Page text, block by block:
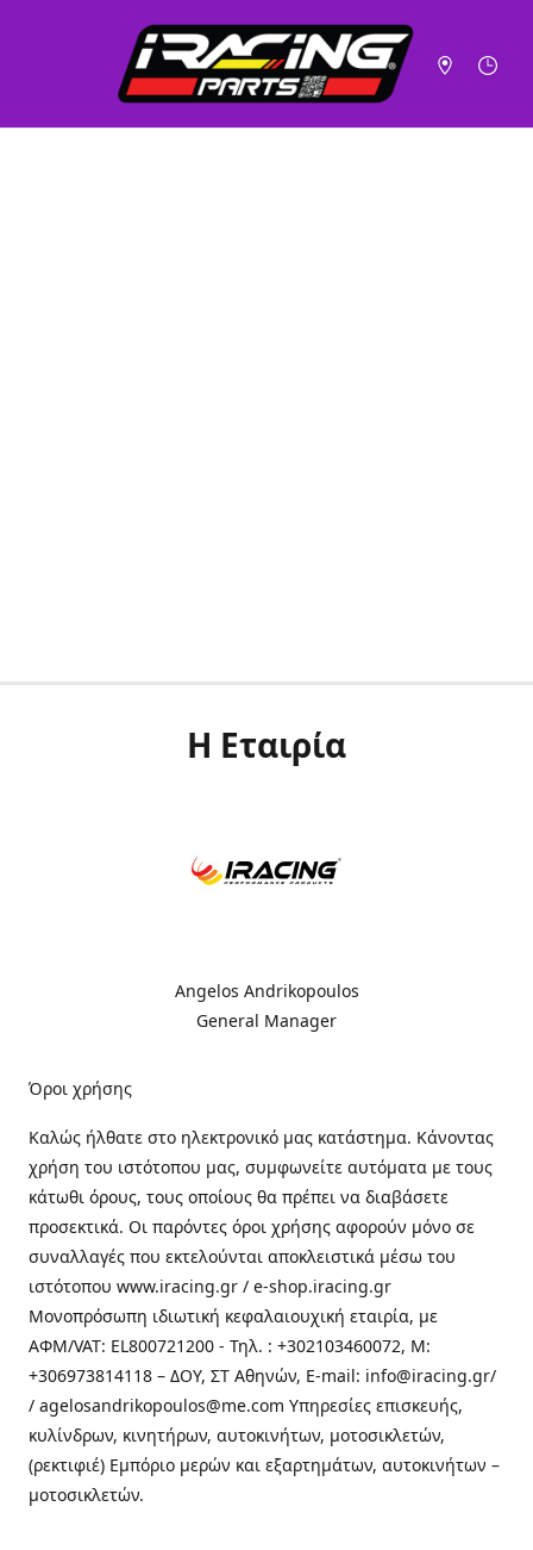
Η Εταιρία
Angelos Andrikopoulos
General Manager
Όροι χρήσης
Καλώς ήλθατε στo ηλεκτρονικό μας κατάστημα. Κάνοντας
χρήση του ιστότοπου μας, συμφωνείτε αυτόματα με τους
κάτωθι όρους, τους οποίους θα πρέπει να διαβάσετε
προσεκτικά. Οι παρόντες όροι χρήσης αφορούν μόνο σε
συναλλαγές που εκτελούνται αποκλειστικά μέσω του
ιστότοπου www.iracing.gr / e-shop.iracing.gr
Μονοπρόσωπη ιδιωτική κεφαλαιουχική εταιρία, με
ΑΦΜ/VAT: EL800721200 - Τηλ. : +302103460072, M:
+306973814118 – ΔΟΥ, ΣΤ Αθηνών, E-mail: info@iracing.gr/
/ agelosandrikopoulos@me.com Υπηρεσίες επισκευής,
κυλίνδρων, κινητήρων, αυτοκινήτων, μοτοσικλετών,
(ρεκτιφιέ) Εμπόριο μερών και εξαρτημάτων, αυτοκινήτων –
μοτοσικλετών.